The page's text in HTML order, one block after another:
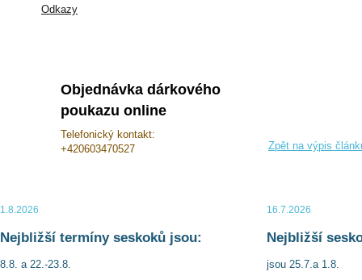
Zpět na výpis
Odkazy
Objednávka dárkového
poukazu online
Telefonický kontakt:
+420603470527
1.8.2026
Nejbližší termíny seskoků jsou:
8.8. a 22.-23.8.
16.7.2026
Nejbližší
jsou 25.7.a 1.8.